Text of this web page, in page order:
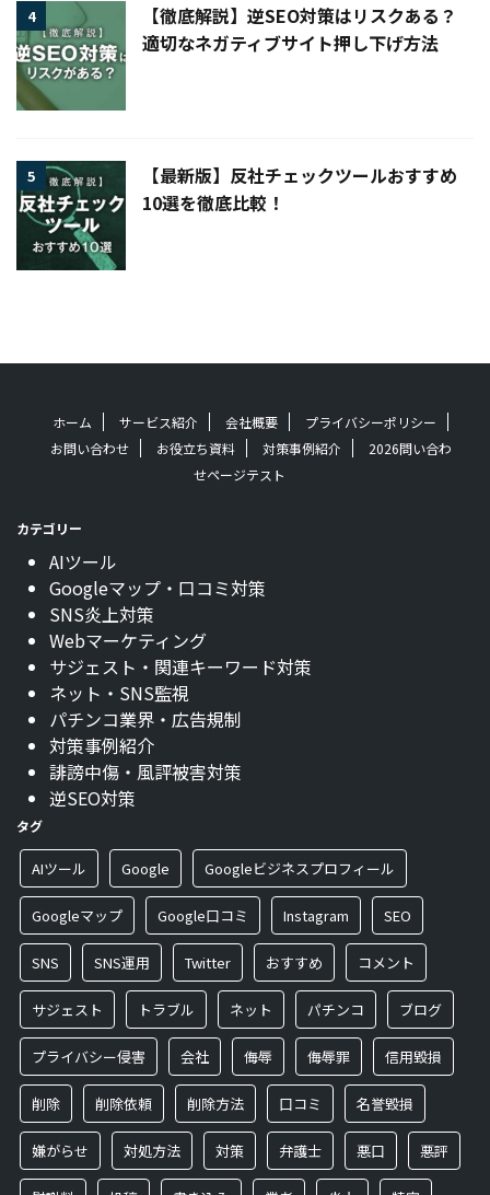
4
【徹底解説】逆SEO対策はリスクある？
適切なネガティブサイト押し下げ方法
5
【最新版】反社チェックツールおすすめ
10選を徹底比較！
ホーム サービス紹介 会社概要
プライバシーポリシー
お問い合わせ
お役立ち資料 対策事例紹介
2026問い合わ
せページテスト
カテゴリー
AIツール
Googleマップ・口コミ対策
SNS炎上対策
Webマーケティング
サジェスト・関連キーワード対策
ネット・SNS監視
パチンコ業界・広告規制
対策事例紹介
誹謗中傷・風評被害対策
逆SEO対策
タグ
AIツール Google Googleビジネスプロフィール
Googleマップ Google口コミ Instagram SEO
SNS SNS運用 Twitter おすすめ コメント
サジェスト トラブル ネット パチンコ ブログ
プライバシー侵害 会社 侮辱 侮辱罪 信用毀損
削除 削除依頼 削除方法 口コミ 名誉毀損
嫌がらせ 対処方法 対策 弁護士 悪口 悪評